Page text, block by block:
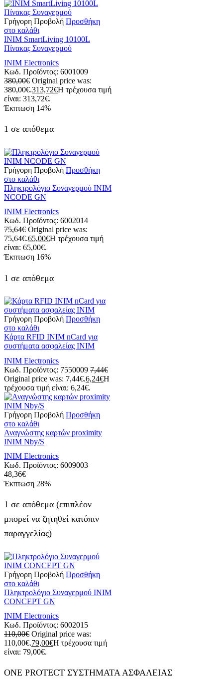
Γρήγορη Προβολή Προσθήκη
στο καλάθι
INIM SmartLiving 10100L
Πίνακας Συναγερμού
INIM Electronics
Κωδ. Προϊόντος: 6001009
380,00€ Original price was:
380,00€.313,72€Η τρέχουσα τιμή
είναι: 313,72€.
Έκπτωση 14%
1 σε απόθεμα
Γρήγορη Προβολή Προσθήκη
στο καλάθι
Πληκτρολόγιο Συναγερμού INIM
NCODE GN
INIM Electronics
Κωδ. Προϊόντος: 6002014
75,64€ Original price was:
75,64€.65,00€Η τρέχουσα τιμή
είναι: 65,00€.
Έκπτωση 16%
1 σε απόθεμα
Γρήγορη Προβολή Προσθήκη
στο καλάθι
Κάρτα RFID INIM nCard για
συστήματα ασφαλείας INIM
INIM Electronics
Κωδ. Προϊόντος: 7550009 7,44€
Original price was: 7,44€.6,24€Η
τρέχουσα τιμή είναι: 6,24€.
Γρήγορη Προβολή Προσθήκη
στο καλάθι
Αναγνώστης καρτών proximity
INIM Nby/S
INIM Electronics
Κωδ. Προϊόντος: 6009003
48,36€
Έκπτωση 28%
1 σε απόθεμα (επιπλέον
μπορεί να ζητηθεί κατόπιν
παραγγελίας)
Γρήγορη Προβολή Προσθήκη
στο καλάθι
Πληκτρολόγιο Συναγερμού INIM
CONCEPT GN
INIM Electronics
Κωδ. Προϊόντος: 6002015
110,00€ Original price was:
110,00€.79,00€Η τρέχουσα τιμή
είναι: 79,00€.
ONE PROTECT ΣΥΣΤΗΜΑΤΑ ΑΣΦΑΛΕΙΑΣ